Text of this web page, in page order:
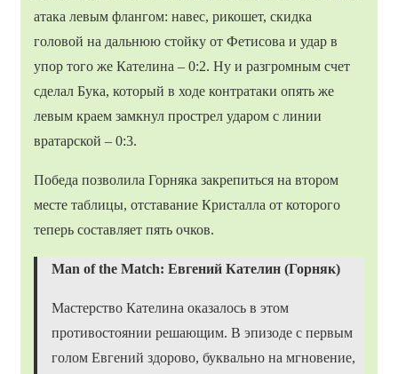
атака левым флангом: навес, рикошет, скидка
головой на дальнюю стойку от Фетисова и удар в
упор того же Кателина – 0:2. Ну и разгромным счет
сделал Бука, который в ходе контратаки опять же
левым краем замкнул прострел ударом с линии
вратарской – 0:3.
Победа позволила Горняка закрепиться на втором
месте таблицы, отставание Кристалла от которого
теперь составляет пять очков.
Man of the Match: Евгений Кателин (Горняк)
Мастерство Кателина оказалось в этом
противостоянии решающим. В эпизоде с первым
голом Евгений здорово, буквально на мгновение,